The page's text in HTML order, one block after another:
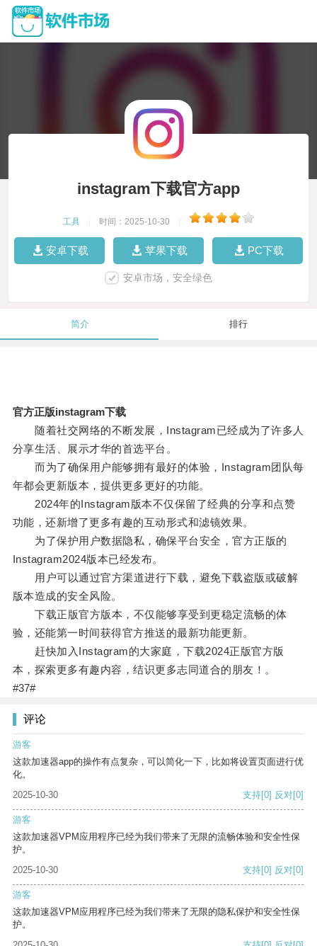
instagram下载官方app
工具 时间：2025-10-30
安卓下载 苹果下载 PC下载
安卓市场，安全绿色
简介 排行
官方正版instagram下载
随着社交网络的不断发展，Instagram已经成为了许多人
分享生活、展示才华的首选平台。
而为了确保用户能够拥有最好的体验，Instagram团队每
年都会更新版本，提供更多更好的功能。
2024年的Instagram版本不仅保留了经典的分享和点赞
功能，还新增了更多有趣的互动形式和滤镜效果。
为了保护用户数据隐私，确保平台安全，官方正版的
Instagram2024版本已经发布。
用户可以通过官方渠道进行下载，避免下载盗版或破解
版本造成的安全风险。
下载正版官方版本，不仅能够享受到更稳定流畅的体
验，还能第一时间获得官方推送的最新功能更新。
赶快加入Instagram的大家庭，下载2024正版官方版
本，探索更多有趣内容，结识更多志同道合的朋友！。
#37#
评论
游客
这款加速器app的操作有点复杂，可以简化一下，比如将设置页面进行优
化。
2025-10-30
支持[0] 反对[0]
游客
这款加速器VPM应用程序已经为我们带来了无限的流畅体验和安全性保
护。
2025-10-30
支持[0] 反对[0]
游客
这款加速器VPM应用程序已经为我们带来了无限的隐私保护和安全性保
护。